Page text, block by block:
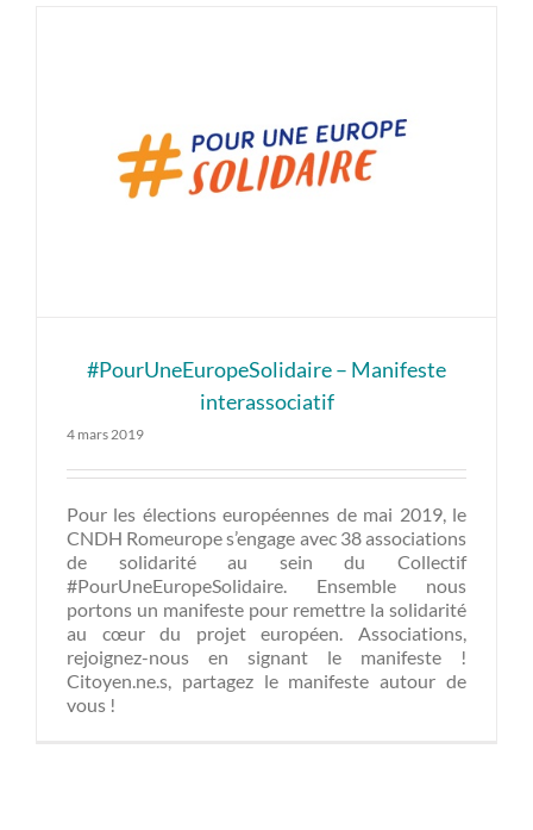
#PourUneEuropeSolidaire – Manifeste
interassociatif
4 mars 2019
Pour les élections européennes de mai 2019, le
CNDH Romeurope s’engage avec 38 associations
de solidarité au sein du Collectif
#PourUneEuropeSolidaire. Ensemble nous
portons un manifeste pour remettre la solidarité
au cœur du projet européen. Associations,
rejoignez-nous en signant le manifeste !
Citoyen.ne.s, partagez le manifeste autour de
vous !